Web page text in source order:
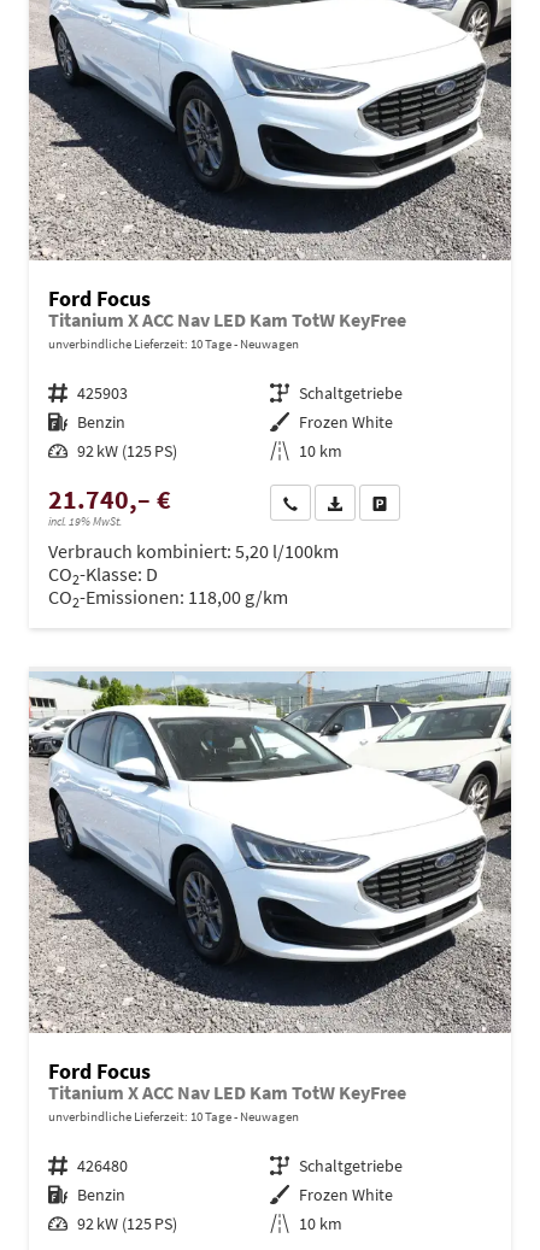
Ford Focus
Titanium X ACC Nav LED Kam TotW KeyFree
unverbindliche Lieferzeit: 10 Tage Neuwagen
Fahrzeugnr. 425903 Getriebe Schaltgetriebe
Kraftstoff Benzin Außenfarbe Frozen White
Leistung 92 kW (125 PS) Kilometerstand 10 km
21.740,– €
incl. 19% MwSt.
Wir rufen Sie anPDF-Datei, Fahrzeugexposé
Verbrauch kombiniert: 5,20 l/100km
CO2-Klasse: D
CO2-Emissionen: 118,00 g/km
Ford Focus
Titanium X ACC Nav LED Kam TotW KeyFree
unverbindliche Lieferzeit: 10 Tage Neuwagen
Fahrzeugnr. 426480 Getriebe Schaltgetriebe
Kraftstoff Benzin Außenfarbe Frozen White
Leistung 92 kW (125 PS) Kilometerstand 10 km